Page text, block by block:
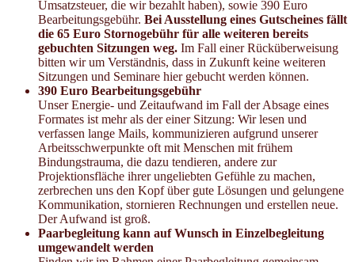
Umsatzsteuer, die wir bezahlt haben), sowie 390 Euro
Bearbeitungsgebühr. Bei Ausstellung eines Gutscheines fällt
die 65 Euro Stornogebühr für alle weiteren bereits
gebuchten Sitzungen weg. Im Fall einer Rücküberweisung
bitten wir um Verständnis, dass in Zukunft keine weiteren
Sitzungen und Seminare hier gebucht werden können.
390 Euro Bearbeitungsgebühr
Unser Energie- und Zeitaufwand im Fall der Absage eines
Formates ist mehr als der einer Sitzung: Wir lesen und
verfassen lange Mails, kommunizieren aufgrund unserer
Arbeitsschwerpunkte oft mit Menschen mit frühem
Bindungstrauma, die dazu tendieren, andere zur
Projektionsfläche ihrer ungeliebten Gefühle zu machen,
zerbrechen uns den Kopf über gute Lösungen und gelungene
Kommunikation, stornieren Rechnungen und erstellen neue.
Der Aufwand ist groß.
Paarbegleitung kann auf Wunsch in Einzelbegleitung
umgewandelt werden